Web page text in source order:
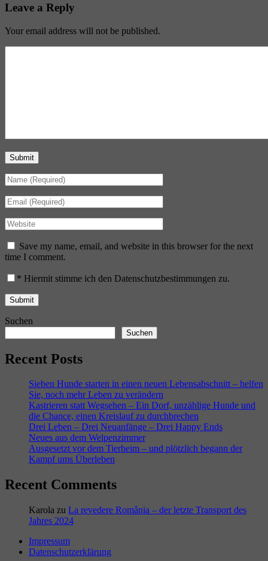
Leave a Reply
Your email address will not be published.
Submit
Save my name, email, and website in this browser for the next
time I comment.
* Hiermit stimme ich den Datenschutzbestimmungen zu.
Suchen
Suchen
Recent Posts
Sieben Hunde starten in einen neuen Lebensabschnitt – helfen
Sie, noch mehr Leben zu verändern
Kastrieren statt Wegsehen – Ein Dorf, unzählige Hunde und
die Chance, einen Kreislauf zu durchbrechen
Drei Leben – Drei Neuanfänge – Drei Happy Ends
Neues aus dem Welpenzimmer
Ausgesetzt vor dem Tierheim – und plötzlich begann der
Kampf ums Überleben
Recent Comments
Karola zu La revedere România – der letzte Transport des
Jahres 2024
Impressum
Datenschutzerklärung